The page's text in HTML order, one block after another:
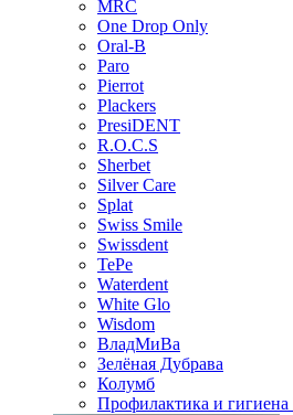
MRC
One Drop Only
Oral-B
Paro
Pierrot
Plackers
PresiDENT
R.O.C.S
Sherbet
Silver Care
Splat
Swiss Smile
Swissdent
TePe
Waterdent
White Glo
Wisdom
ВладМиВа
Зелёная Дубрава
Колумб
Профилактика и гигиена